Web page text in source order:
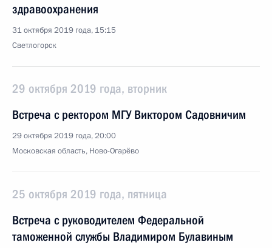
здравоохранения
31 октября 2019 года, 15:15
Светлогорск
29 октября 2019 года, вторник
Встреча с ректором МГУ Виктором Садовничим
29 октября 2019 года, 20:00
Московская область, Ново-Огарёво
25 октября 2019 года, пятница
Встреча с руководителем Федеральной
таможенной службы Владимиром Булавиным